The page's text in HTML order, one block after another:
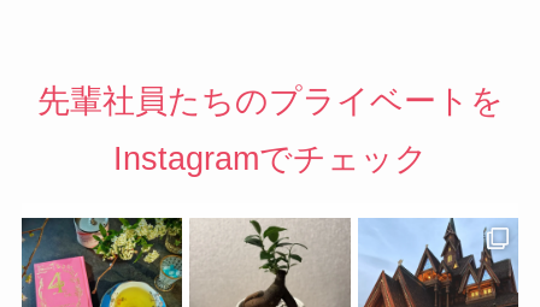
先輩社員たちのプライベートを
Instagramでチェック